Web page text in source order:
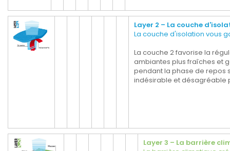
Layer 2 – La couche
La couche d'isolation vous
La couche 2 favorise la
ambiantes plus fraîches et
pendant la phase de repos
indésirable et désagréable
Layer 3 – La barrière